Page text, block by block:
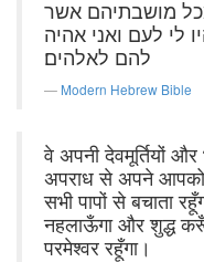
מושבתיהם אשר
לי לעם ואני אהיה
להם לאלהים׃
Modern Hebrew Bible
वे अपनी देवमूर्तियों
अपराध से अपने आपको
सभी पापों से बचाता
नहलाऊँगा और शुद्ध
परमेश्वर रहूँगा।